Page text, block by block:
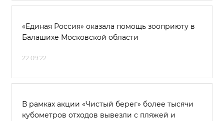
«Единая Россия» оказала помощь зооприюту в
Балашихе Московской области
22.09.22
В рамках акции «Чистый берег» более тысячи
кубометров отходов вывезли с пляжей и